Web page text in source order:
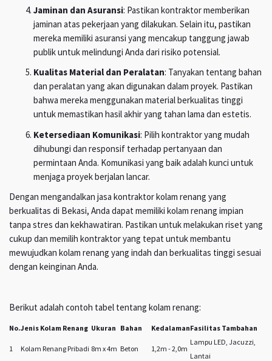
Jaminan dan Asuransi: Pastikan kontraktor memberikan
jaminan atas pekerjaan yang dilakukan. Selain itu, pastikan
mereka memiliki asuransi yang mencakup tanggung jawab
publik untuk melindungi Anda dari risiko potensial.
Kualitas Material dan Peralatan: Tanyakan tentang bahan
dan peralatan yang akan digunakan dalam proyek. Pastikan
bahwa mereka menggunakan material berkualitas tinggi
untuk memastikan hasil akhir yang tahan lama dan estetis.
Ketersediaan Komunikasi: Pilih kontraktor yang mudah
dihubungi dan responsif terhadap pertanyaan dan
permintaan Anda. Komunikasi yang baik adalah kunci untuk
menjaga proyek berjalan lancar.
Dengan mengandalkan jasa kontraktor kolam renang yang
berkualitas di Bekasi, Anda dapat memiliki kolam renang impian
tanpa stres dan kekhawatiran. Pastikan untuk melakukan riset yang
cukup dan memilih kontraktor yang tepat untuk membantu
mewujudkan kolam renang yang indah dan berkualitas tinggi sesuai
dengan keinginan Anda.
Berikut adalah contoh tabel tentang kolam renang:
No.Jenis Kolam Renang Ukuran Bahan KedalamanFasilitas Tambahan
1 Kolam Renang Pribadi 8m x 4m Beton 1,2m - 2,0m
Lampu LED, Jacuzzi,
Lantai